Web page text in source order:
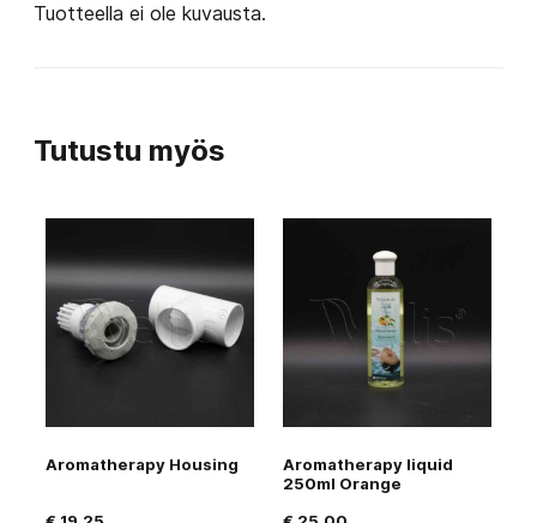
Tuotteella ei ole kuvausta.
Tutustu myös
Aromatherapy Housing
Aromatherapy liquid
250ml Orange